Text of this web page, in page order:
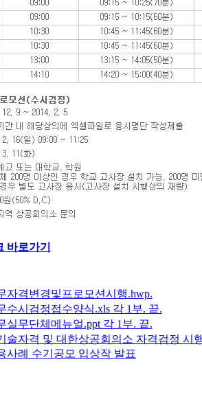
바로가기
자격변경및프로모션시행.hwp.
수시검정접수양식.xls 각 1부. 끝.
실무단체메뉴얼.ppt 각 1부. 끝.
술자격 및 대한상공회의소 자격검정 시
사례 수기공모 입상작 발표